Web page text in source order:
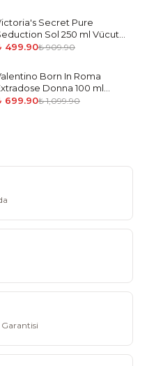
-45%
Secret Pure
Sol 250 ml Vücut
499.90₺ 909.90
-36%
Born In Roma
Donna 100 ml
Parfüm Kadın
699.90₺ 1,099.90